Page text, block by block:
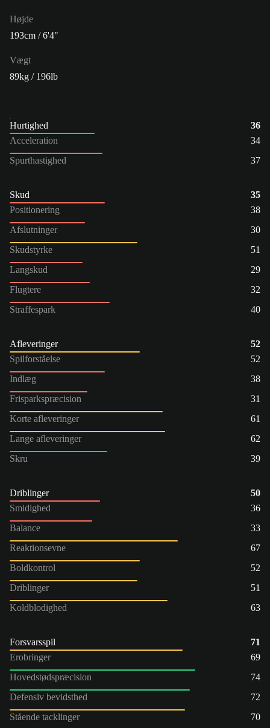
Højde
193cm / 6'4"
Vægt
89kg / 196lb
Hurtighed
36
Acceleration
34
Spurthastighed
37
Skud
35
Positionering
38
Afslutninger
30
Skudstyrke
51
Langskud
29
Flugtere
32
Straffespark
40
Afleveringer
52
Spilforståelse
52
Indlæg
38
Frisparkspræcision
31
Korte afleveringer
61
Lange afleveringer
62
Skru
39
Driblinger
50
Smidighed
36
Balance
33
Reaktionsevne
67
Boldkontrol
52
Driblinger
51
Koldblodighed
63
Forsvarsspil
71
Erobringer
69
Hovedstødspræcision
74
Defensiv bevidsthed
72
Stående tacklinger
70